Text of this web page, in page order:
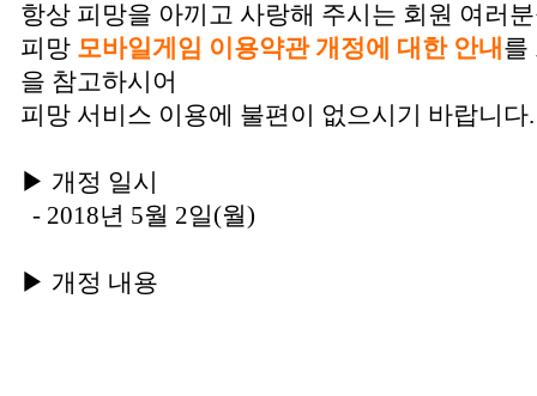
항상 피망을 아끼고 사랑해 주시는 회원 여러
피망 모바일게임 이용약관 개정에 대한 안내 를
을 참고하시어
피망 서비스 이용에 불편이 없으시기 바랍니다.
▶ 개정 일시
- 2018년 5월 2일(월)
▶ 개정 내용